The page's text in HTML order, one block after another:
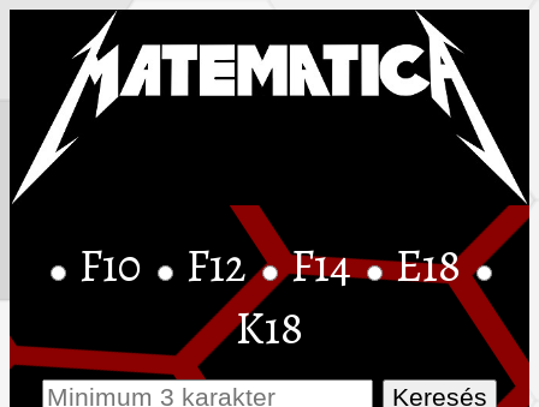
F10 F12 F14 E18
K18